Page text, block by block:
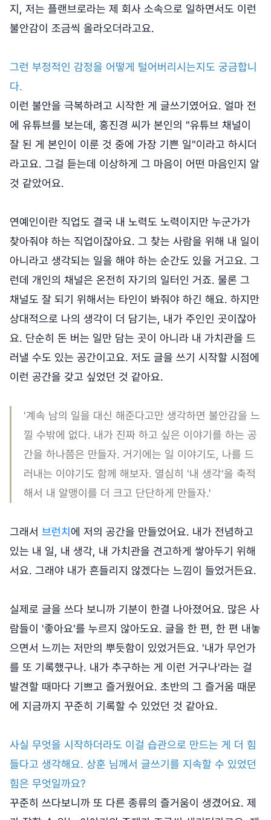
지, 저는 플랜브로라는 제 회사 소속으로 일하면서도 이런
불안감이 조금씩 올라오더라고요.
그런 부정적인 감정을 어떻게 털어버리시는지도 궁금합니
다.
이런 불안을 극복하려고 시작한 게 글쓰기였어요. 얼마 전
에 유튜브를 보는데, 홍진경 씨가 본인의 "유튜브 채널이
잘 된 게 본인이 이룬 것 중에 가장 기쁜 일"이라고 하시더
라고요. 그걸 듣는데 이상하게 그 마음이 어떤 마음인지 알
것 같았어요.
연예인이란 직업도 결국 내 노력도 노력이지만 누군가가
찾아줘야 하는 직업이잖아요. 그 찾는 사람을 위해 내 일이
아니라고 생각되는 일을 해야 하는 순간도 있을 거고요. 그
런데 개인의 채널은 온전히 자기의 일터인 거죠. 물론 그
채널도 잘 되기 위해서는 타인이 봐줘야 하긴 해요. 하지만
상대적으로 나의 생각이 더 담기는, 내가 주인인 곳이잖아
요. 단순히 돈 버는 일만 담는 곳이 아니라 내 가치관을 드
러낼 수도 있는 공간이고요. 저도 글을 쓰기 시작할 시점에
이런 공간을 갖고 싶었던 것 같아요.
'계속 남의 일을 대신 해준다고만 생각하면 불안감을 느
낄 수밖에 없다. 내가 진짜 하고 싶은 이야기를 하는 공
간을 하나쯤은 만들자. 거기에는 일 이야기도, 나를 드
러내는 이야기도 함께 해보자. 열심히 '내 생각'을 축적
해서 내 알맹이를 더 크고 단단하게 만들자.'
그래서 브런치 에 저의 공간을 만들었어요. 내가 전념하고
있는 내 일, 내 생각, 내 가치관을 견고하게 쌓아두기 위해
서요. 그래야 내가 흔들리지 않겠다는 느낌이 들었거든요.
실제로 글을 쓰다 보니까 기분이 한결 나아졌어요. 많은 사
람들이 '좋아요'를 누르지 않아도요. 글을 한 편, 한 편 내놓
으면서 느끼는 저만의 뿌듯함이 있었거든요. '내가 무언가
를 또 기록했구나. 내가 추구하는 게 이런 거구나'라는 걸
발견할 때마다 기쁘고 즐거웠어요. 초반의 그 즐거움 때문
에 지금까지 꾸준히 기록할 수 있었던 것 같아요.
사실 무엇을 시작하더라도 이걸 습관으로 만드는 게 더 힘
들다고 생각해요. 상훈 님께서 글쓰기를 지속할 수 있었던
힘은 무엇일까요?
꾸준히 쓰다보니까 또 다른 종류의 즐거움이 생겼어요. 제